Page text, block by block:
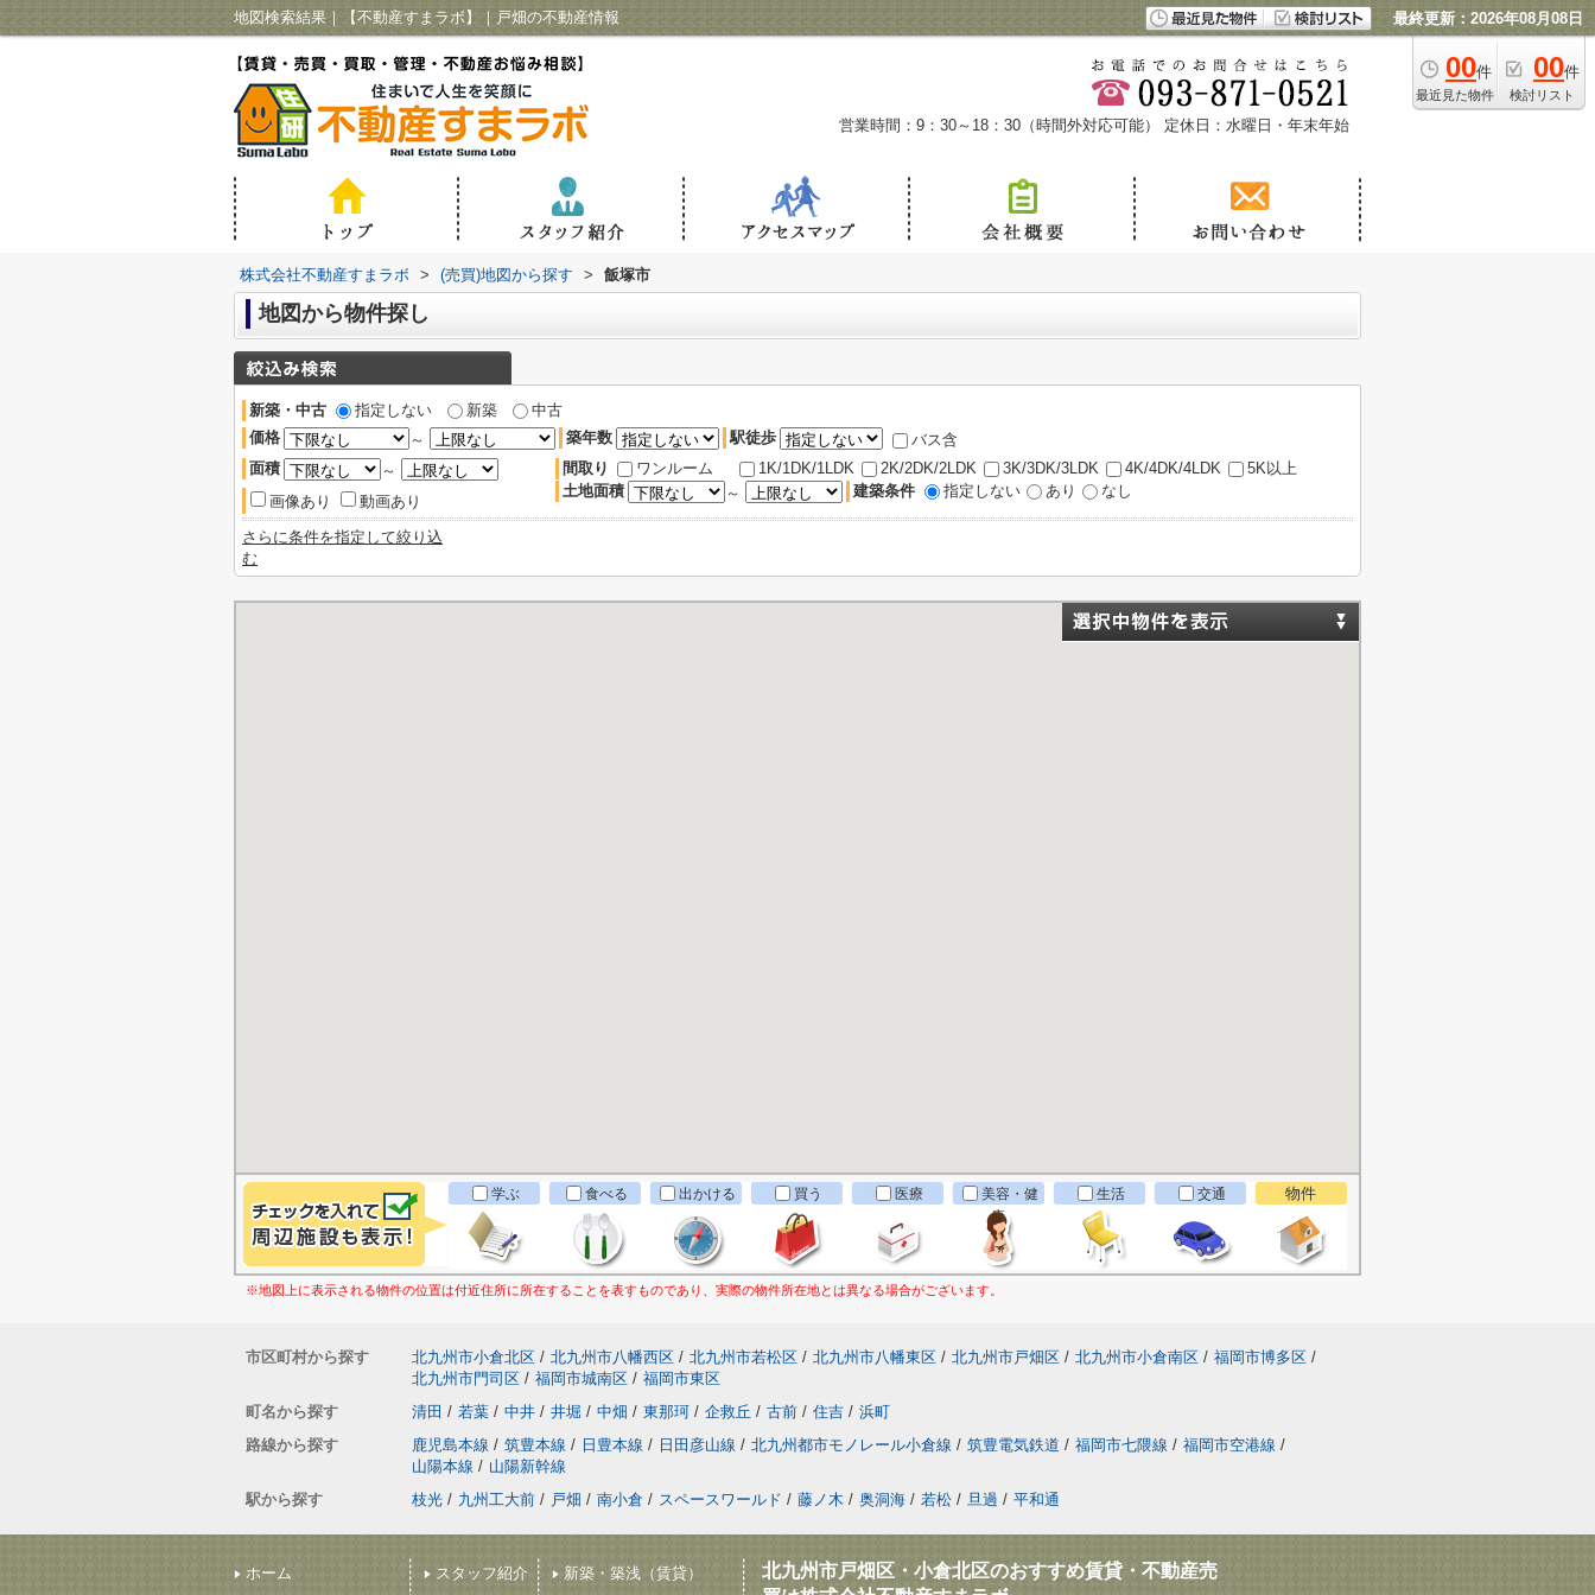
地図検索結果｜【不動産すまラボ】｜戸畑の不動産情報 最終更新：2026年08月08日
00件
最近見た物件
00件
検討リスト
営業時間：9：30～18：30（時間外対応可能） 定休日：水曜日・年末年始
株式会社不動産すまラボ > (売買)地図から探す > 飯塚市
地図から物件探し
新築・中古 指定しない 新築
中古
価格
～ 築年数 駅徒歩
バス含
面積
～
画像あり
動画あり
間取り ワンルーム 1K/1DK/1LDK 2K/2DK/2LDK 3K/3DK/3LDK 4K/4DK/4LDK
5K以上
土地面積
～ 建築条件 指定しない あり なし
さらに条件を指定して絞り込
む
学ぶ 食べる 出かける 買う 医療
美容・健
康
生活 交通 物件
※地図上に表示される物件の位置は付近住所に所在することを表すものであり、実際の物件所在地とは異なる場合がございます。
市区町村から探す 北九州市小倉北区 / 北九州市八幡西区 / 北九州市若松区 / 北九州市八幡東区 / 北九州市戸畑区 / 北九州市小倉南区 / 福岡市博多区 /
北九州市門司区 / 福岡市城南区 / 福岡市東区
町名から探す
清田 / 若葉 / 中井 / 井堀 / 中畑 / 東那珂 / 企救丘 / 古前 / 住吉 / 浜町
路線から探す
鹿児島本線 / 筑豊本線 / 日豊本線 / 日田彦山線 / 北九州都市モノレール小倉線 / 筑豊電気鉄道 / 福岡市七隈線 / 福岡市空港線 /
山陽本線 / 山陽新幹線
駅から探す
枝光 / 九州工大前 / 戸畑 / 南小倉 / スペースワールド / 藤ノ木 / 奥洞海 / 若松 / 旦過 / 平和通
ホーム スタッフ紹介 新築・築浅（賃貸）
北九州市戸畑区・小倉北区のおすすめ賃貸・不動産売